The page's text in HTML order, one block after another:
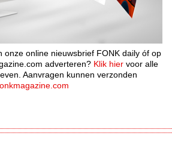
onze online nieuwsbrief FONK daily óf op
adverteren? Klik hier voor alle
Aanvragen kunnen verzonden